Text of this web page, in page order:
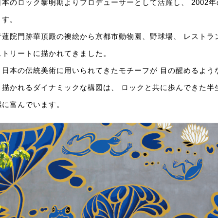
のロック黎明期よりプロデューサーとして活躍し、 2002
。
院門跡華頂殿の襖絵から京都市動物園、野球場、 レストラ
リートに描かれてきました。
本の伝統美術に用いられてきたモチーフが 目の醒めるよう
かれるダイナミックな構図は、 ロックと共に歩んできた半
富んでいます。